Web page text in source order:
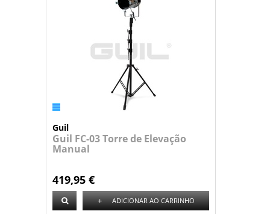
Guil
Guil FC-03 Torre de Elevação
Manual
419,95 €
+ ADICIONAR AO CARRINHO